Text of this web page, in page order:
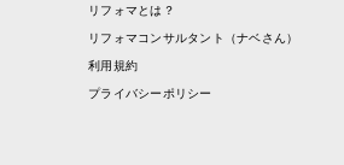
リフォマとは？
リフォマコンサルタント（ナベさん）
利用規約
プライバシーポリシー